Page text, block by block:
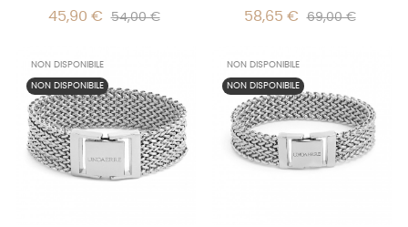
45,90 € 54,00 € 58,65 € 69,00 €
NON DISPONIBILE
NON DISPONIBILE
NON DISPONIBILE
NON DISPONIBILE